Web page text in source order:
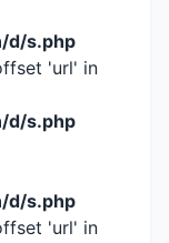
d/s.php
'url' in
d/s.php
d/s.php
'url' in